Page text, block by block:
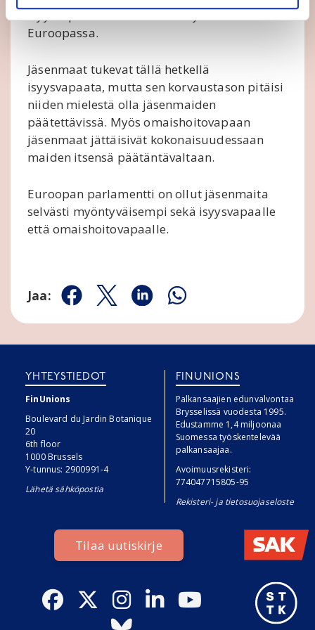
isyysvapaan toteutuminen myös muualla
Euroopassa.
Jäsenmaat tukevat tällä hetkellä
isyysvapaata, mutta sen korvaustason pitäisi
niiden mielestä olla jäsenmaiden
päätettävissä. Myös omaishoitovapaan
jäsenmaat jättäisivät kokonaisuudessaan
maiden itsensä päätäntävaltaan.
Euroopan parlamentti on ollut jäsenmaita
selvästi myöntyväisempi sekä isyysvapaalle
että omaishoitovapaalle.
Jaa: Jaa Facebookissa
Jaa Twitterissä
Jaa Linkedinissä
Jaa Whatsappissa
YHTEYSTIEDOT
FinUnions
Boulevard du Jardin Botanique
20
6th floor
1000 Brussels
Y-tunnus: 2900991-4
Lähetä sähköpostia
FINUNIONS
Palkansaajien edunvalvontaa
Brysselissä vuodesta 1995.
Edustamme 1,4 miljoonaa
Suomessa työskentelevää
palkansaajaa.
Avoimuusrekisteri:
774047715805-95
Rekisteri- ja tietosuojaseloste
Tilaa uutiskirje